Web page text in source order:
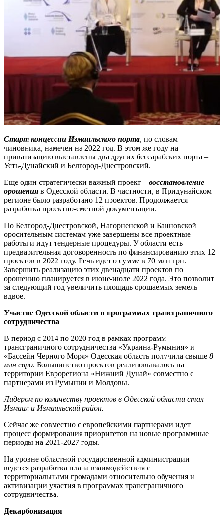
Старт концессии Измаильского порта, по словам
чиновника, намечен на 2022 год. В этом же году на
приватизацию выставлены два других бессарабских порта –
Усть-Дунайский и Белгород-Днестровский.
Еще один стратегически важный проект – восстановление
орошения в Одесской области. В частности, в Придунайском
регионе было разработано 12 проектов. Продолжается
разработка проектно-сметной документации.
По Белгород-Днестровской, Нагорненской и Банновской
оросительным системам уже завершены все проектные
работы и идут тендерные процедуры. У области есть
предварительная договоренность по финансированию этих 12
проектов в 2022 году. Речь идет о сумме в 70 млн грн.
Завершить реализацию этих двенадцати проектов по
орошению планируется в июне-июле 2022 года. Это позволит
за следующий год увеличить площадь орошаемых земель
вдвое.
Участие Одесской области в программах трансграничного
сотрудничества
В период с 2014 по 2020 год в рамках программ
трансграничного сотрудничества «Украина-Румыния» и
«Бассейн Черного Моря» Одесская область получила свыше 8
млн евро. Большинство проектов реализовывалось на
территории Еврорегиона «Нижний Дунай» совместно с
партнерами из Румынии и Молдовы.
Лидером по количеству проектов в Одесской области стал
Измаил и Измаильский район.
Сейчас же совместно с европейскими партнерами идет
процесс формирования приоритетов на новые программные
периоды на 2021-2027 годы.
На уровне областной государственной администрации
ведется разработка плана взаимодействия с
территориальными громадами относительно обучения и
активизации участия в программах трансграничного
сотрудничества.
Декарбонизация